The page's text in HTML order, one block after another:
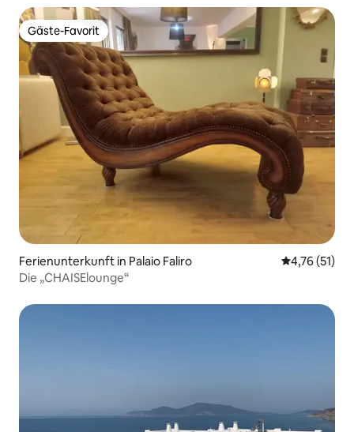
Gäste-Favorit
Gäste-Favorit
Ferienunterkunft in Palaio Faliro
4,76 (51)
Die „CHAISElounge“